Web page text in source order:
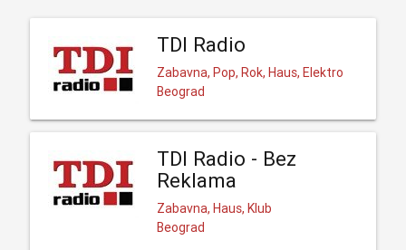
TDI Radio
Zabavna, Pop, Rok, Haus, Elektro
Beograd
TDI Radio - Bez
Reklama
Zabavna, Haus, Klub
Beograd